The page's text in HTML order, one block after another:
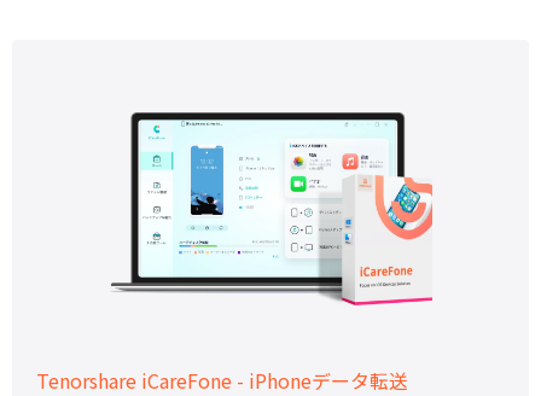
Tenorshare iCareFone - iPhoneデータ転送